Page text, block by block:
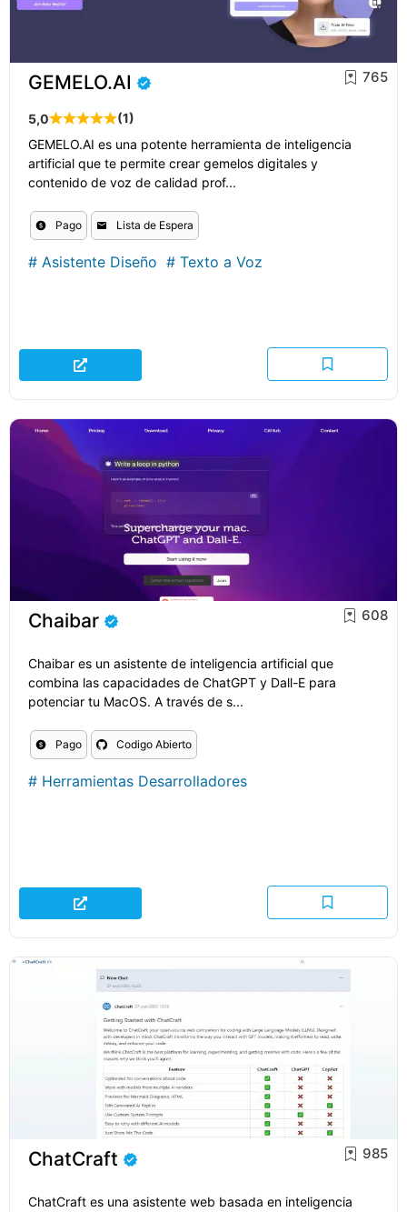
GEMELO.AI
5,0 (1)
765
GEMELO.AI es una potente herramienta de inteligencia
artificial que te permite crear gemelos digitales y
contenido de voz de calidad prof...
Pago Lista de Espera
# Asistente Diseño # Texto a Voz
Chaibar 608
Chaibar es un asistente de inteligencia artificial que
combina las capacidades de ChatGPT y Dall-E para
potenciar tu MacOS. A través de s...
Pago Codigo Abierto
# Herramientas Desarrolladores
ChatCraft 985
ChatCraft es una asistente web basada en inteligencia